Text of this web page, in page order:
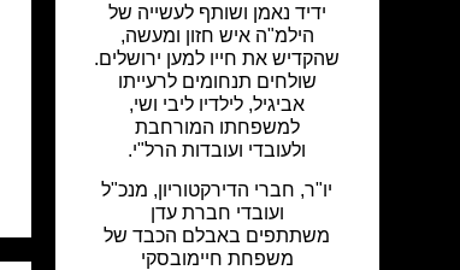
ידיד נאמן ושותף לעשייה של
הילמ"ה איש חזון ומעשה,
שהקדיש את חייו למען ירושלים.
שולחים תנחומים לרעייתו
אביגיל, לילדיו ליבי ושי,
למשפחתו המורחבת
ולעובדי ועובדות הרל"י.
יו"ר, חברי הדירקטוריון, מנכ"ל
ועובדי חברת עדן
משתתפים באבלם הכבד של
משפחת חיימובסקי